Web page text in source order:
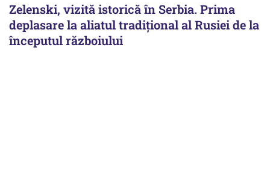
Zelenski, vizită istorică în Serbia. Prima
deplasare la aliatul tradițional al Rusiei de la
începutul războiului